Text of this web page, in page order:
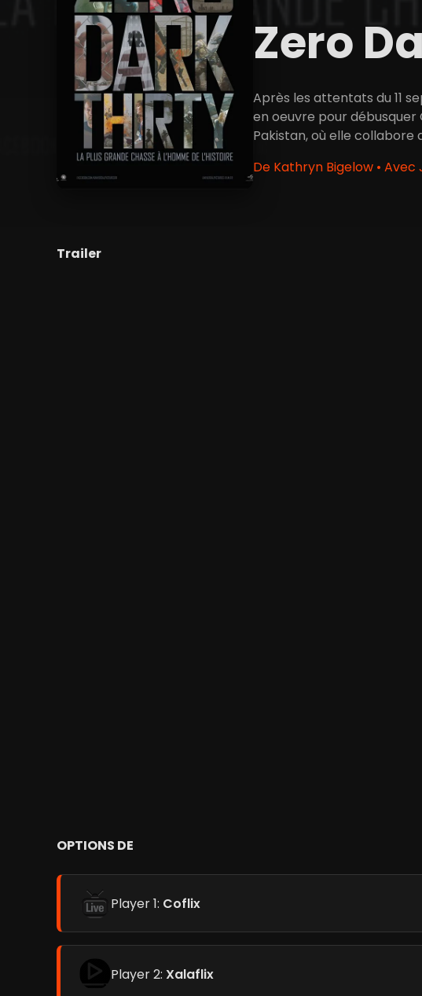
Zero
Après les attentats du 11
en oeuvre pour débusquer
Pakistan, où elle collabore
De Kathryn Bigelow •
Trailer
OPTIONS DE
Player 1: Coflix
Player 2: Xalaflix